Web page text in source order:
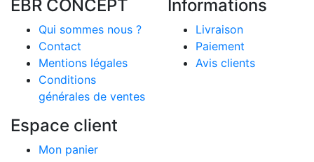
EBR CONCEPT
Qui sommes nous ?
Contact
Mentions légales
Conditions
générales de ventes
Informations
Livraison
Paiement
Avis clients
Espace client
Mon panier